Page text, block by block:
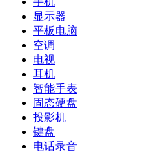
显示器
平板电脑
空调
电视
耳机
智能手表
固态硬盘
投影机
键盘
电话录音